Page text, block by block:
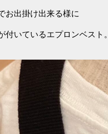
お出掛け出来る様に
付いているエプロンベスト。